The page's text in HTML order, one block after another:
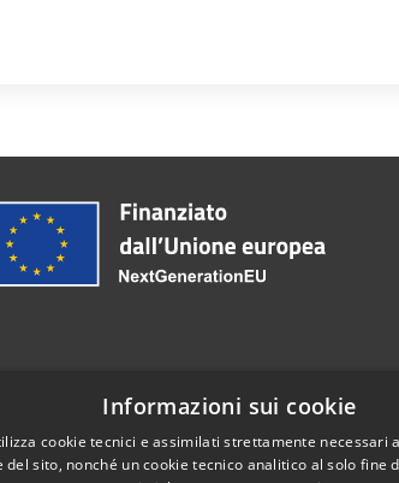
PEC:
Centralino
Informazioni sui cookie
cookie tecnici e assimilati strettamente necessari
del sito, nonché un cookie tecnico analitico al solo fine